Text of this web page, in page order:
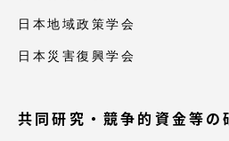
日本地域政策学会
日本災害復興学会
共同研究・競争的資金等の